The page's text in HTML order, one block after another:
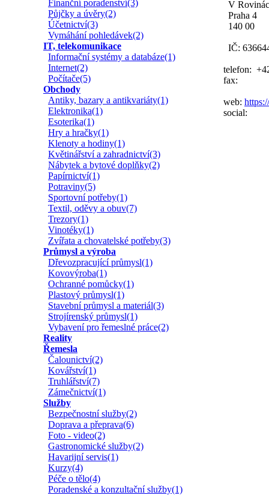
Finanční poradenství(3)
Půjčky a úvěry(2)
Účetnictví(3)
Vymáhání pohledávek(2)
IT, telekomunikace
Informační systémy a databáze(1)
Internet(2)
Počítače(5)
Obchody
Antiky, bazary a antikvariáty(1)
Elektronika(1)
Esoterika(1)
Hry a hračky(1)
Klenoty a hodiny(1)
Květinářství a zahradnictví(3)
Nábytek a bytové doplňky(2)
Papírnictví(1)
Potraviny(5)
Sportovní potřeby(1)
Textil, oděvy a obuv(7)
Trezory(1)
Vinotéky(1)
Zvířata a chovatelské potřeby(3)
Průmysl a výroba
Dřevozpracující průmysl(1)
Kovovýroba(1)
Ochranné pomůcky(1)
Plastový průmysl(1)
Stavební průmysl a materiál(3)
Strojírenský průmysl(1)
Vybavení pro řemeslné práce(2)
Reality
Řemesla
Čalounictví(2)
Kovářství(1)
Truhlářství(7)
Zámečnictví(1)
Služby
Bezpečnostní služby(2)
Doprava a přeprava(6)
Foto - video(2)
Gastronomické služby(2)
Havarijní servis(1)
Kurzy(4)
Péče o tělo(4)
Poradenské a konzultační služby(1)
V
Praha 4
140 00
IČ:
telefon:
fax:
web:
social: